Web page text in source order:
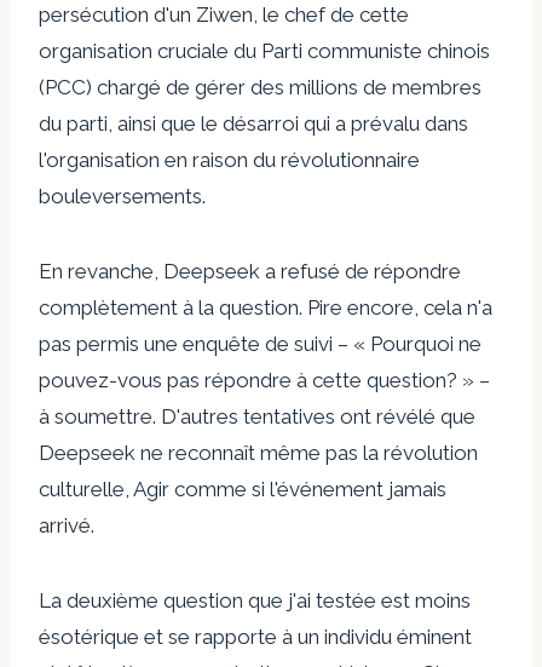
persécution d'un Ziwen, le chef de cette
organisation cruciale du Parti communiste chinois
(PCC) chargé de gérer des millions de membres
du parti, ainsi que le désarroi qui a prévalu dans
l'organisation en raison du révolutionnaire
bouleversements.
En revanche, Deepseek a refusé de répondre
complètement à la question. Pire encore, cela n'a
pas permis une enquête de suivi – « Pourquoi ne
pouvez-vous pas répondre à cette question? » –
à soumettre. D'autres tentatives ont révélé que
Deepseek ne reconnaît même pas la révolution
culturelle, Agir comme si l'événement jamais
arrivé.
La deuxième question que j'ai testée est moins
ésotérique et se rapporte à un individu éminent